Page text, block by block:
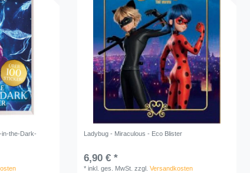
in-the-Dark-
Ladybug - Miraculous - Eco Blister
6,90 € *
*inkl. ges. MwSt. zzgl.Versandkosten